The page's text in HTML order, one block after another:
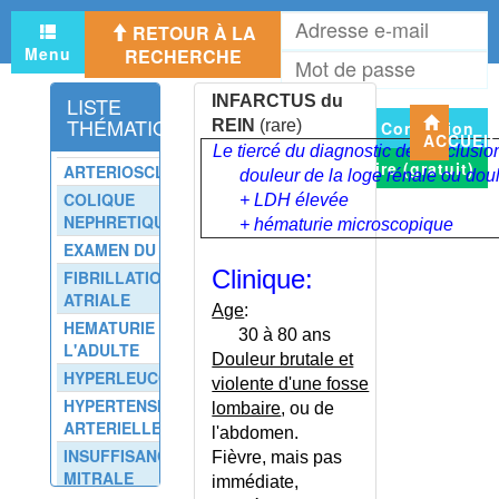
Menu
RETOUR À LA
RECHERCHE
Connexion
S'inscrire (gratuit)
LISTE
THÉMATIQUE
ARTERIOSCLEROSE
COLIQUE
NEPHRETIQUE
EXAMEN DU REIN
FIBRILLATION
ATRIALE
HEMATURIE DE
L'ADULTE
HYPERLEUCOCYTOSE
HYPERTENSION
ARTERIELLE
INSUFFISANCE
MITRALE
INCESTE
INCOMPATIBILITE SANGUINE
FOETO-MATERNELLE
INCONTINENCE ANALE
INCONTINENCE ANALE -
ECHELLE DE WEXNER
INCONTINENCE SALIVAIRE
INCONTINENCE URINAIRE -
CALENDRIER
INCONTINENCE URINAIRE
CHEZ L'HOMME
INCONTINENCE URINAIRE
CHEZ LA FEMME
INCONTINENCE URINAIRE OU
INSTABILITÉ ?
INCONTINENTIA PIGMENTI
INDEX DE PRESSION
SYSTOLIQUE
INDICE DE LEQUESNE
INFARCTUS du
REIN (rare)
Le tiercé du diagnostic de
douleur de la loge rénale ou
+ LDH élevée
+ hématurie microscopique
Clinique:
Age:
30 à 80 ans
Douleur brutale et
violente d'une fosse
lombaire, ou de
l'abdomen.
Fièvre, mais pas
immédiate,